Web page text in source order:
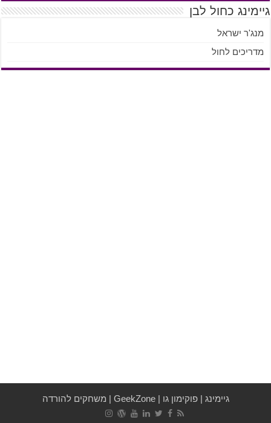
גיימינג כחול לבן
מנג'ר ישראל
מדריכים לחול
גיימינג |פוקימון גו |
GeekZone
| משחקים להורדה